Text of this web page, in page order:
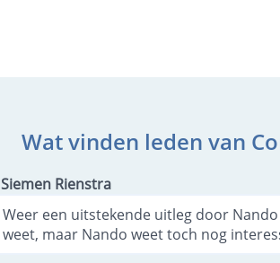
Wat vinden leden van
Siemen Rienstra
Weer een uitstekende uitleg door
weet, maar Nando weet toch nog